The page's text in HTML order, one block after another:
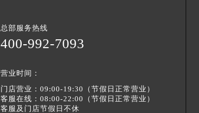
总部服务热线
400-992-7093
营业时间：
门店营业：09:00-19:30（节假日正常营业）
客服在线：08:00-22:00（节假日正常营业）
客服及门店节假日不休